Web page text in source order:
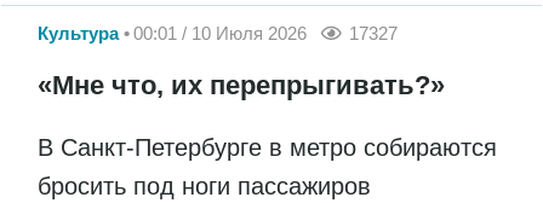
Культура 00:01 / 10 Июля 2026 17327
«Мне что, их перепрыгивать?»
В Санкт-Петербурге в метро собираются
бросить под ноги пассажиров